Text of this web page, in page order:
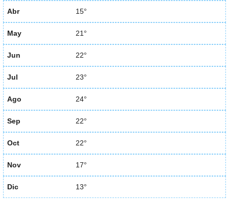
Abr 15°
May 21°
Jun 22°
Jul 23°
Ago 24°
Sep 22°
Oct 22°
Nov 17°
Dic 13°